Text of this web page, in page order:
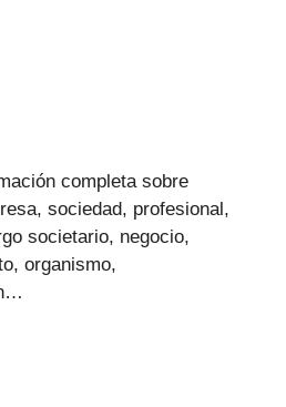
completa sobre
sociedad, profesional,
societario, negocio,
organismo,